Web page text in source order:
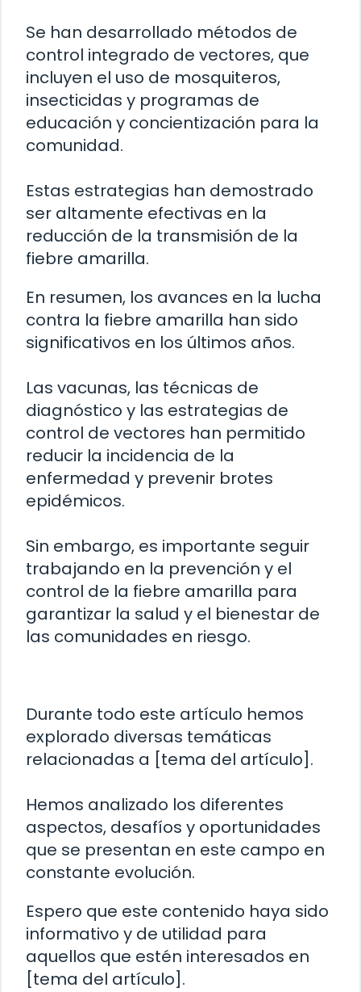
Se han desarrollado métodos de
control integrado de vectores, que
incluyen el uso de mosquiteros,
insecticidas y programas de
educación y concientización para la
comunidad.
Estas estrategias han demostrado
ser altamente efectivas en la
reducción de la transmisión de la
fiebre amarilla.
En resumen, los avances en la lucha
contra la fiebre amarilla han sido
significativos en los últimos años.
Las vacunas, las técnicas de
diagnóstico y las estrategias de
control de vectores han permitido
reducir la incidencia de la
enfermedad y prevenir brotes
epidémicos.
Sin embargo, es importante seguir
trabajando en la prevención y el
control de la fiebre amarilla para
garantizar la salud y el bienestar de
las comunidades en riesgo.
Durante todo este artículo hemos
explorado diversas temáticas
relacionadas a [tema del artículo].
Hemos analizado los diferentes
aspectos, desafíos y oportunidades
que se presentan en este campo en
constante evolución.
Espero que este contenido haya sido
informativo y de utilidad para
aquellos que estén interesados en
[tema del artículo].